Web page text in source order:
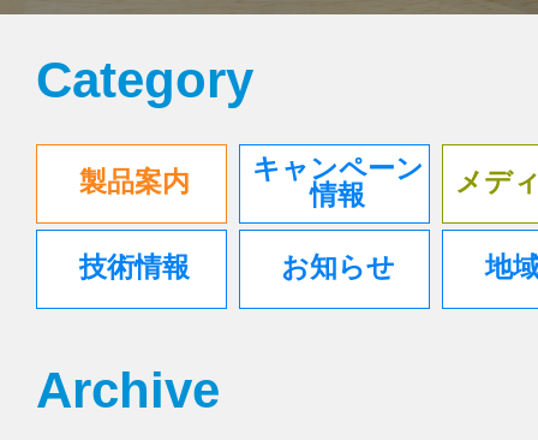
Category
製品案内
キャンペーン
情報
メデ
技術情報 お知らせ 地
Archive